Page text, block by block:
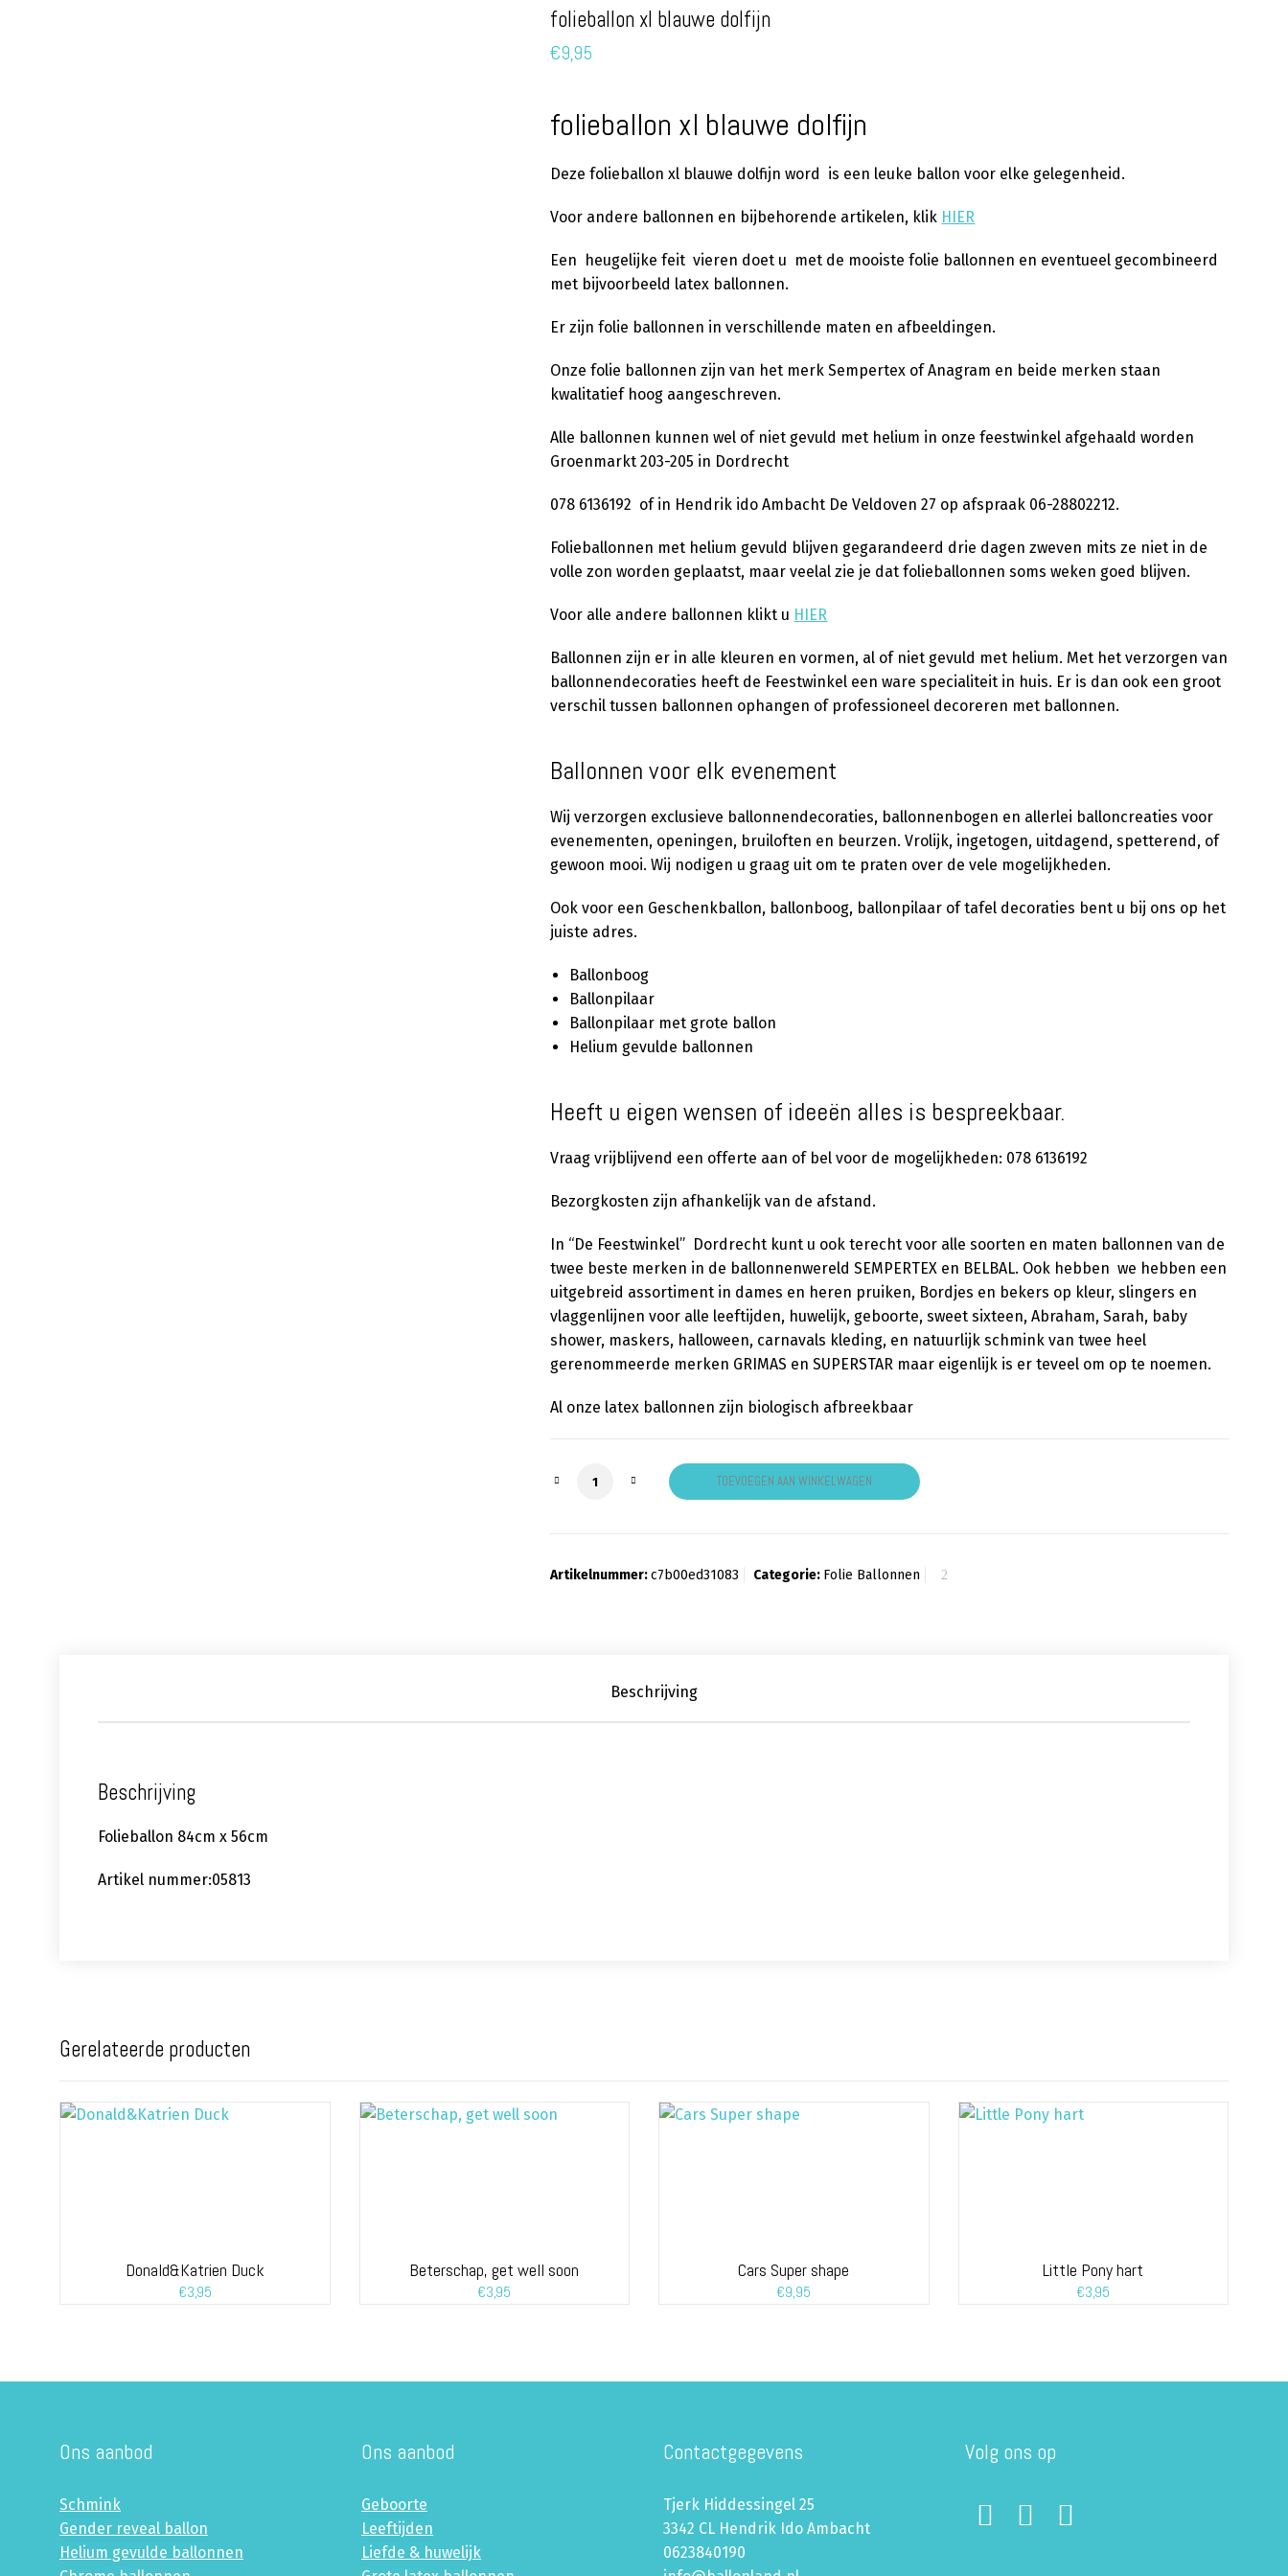
folieballon xl blauwe dolfijn
€9,95
folieballon xl blauwe dolfijn
Deze folieballon xl blauwe dolfijn word is een leuke ballon voor elke gelegenheid.
Voor andere ballonnen en bijbehorende artikelen, klik HIER
Een heugelijke feit vieren doet u met de mooiste folie ballonnen en eventueel gecombineerd
met bijvoorbeeld latex ballonnen.
Er zijn folie ballonnen in verschillende maten en afbeeldingen.
Onze folie ballonnen zijn van het merk Sempertex of Anagram en beide merken staan
kwalitatief hoog aangeschreven.
Alle ballonnen kunnen wel of niet gevuld met helium in onze feestwinkel afgehaald worden
Groenmarkt 203-205 in Dordrecht
078 6136192 of in Hendrik ido Ambacht De Veldoven 27 op afspraak 06-28802212.
Folieballonnen met helium gevuld blijven gegarandeerd drie dagen zweven mits ze niet in de
volle zon worden geplaatst, maar veelal zie je dat folieballonnen soms weken goed blijven.
Voor alle andere ballonnen klikt u HIER
Ballonnen zijn er in alle kleuren en vormen, al of niet gevuld met helium. Met het verzorgen van
ballonnendecoraties heeft de Feestwinkel een ware specialiteit in huis. Er is dan ook een groot
verschil tussen ballonnen ophangen of professioneel decoreren met ballonnen.
Ballonnen voor elk evenement
Wij verzorgen exclusieve ballonnendecoraties, ballonnenbogen en allerlei balloncreaties voor
evenementen, openingen, bruiloften en beurzen. Vrolijk, ingetogen, uitdagend, spetterend, of
gewoon mooi. Wij nodigen u graag uit om te praten over de vele mogelijkheden.
Ook voor een Geschenkballon, ballonboog, ballonpilaar of tafel decoraties bent u bij ons op het
juiste adres.
Ballonboog
Ballonpilaar
Ballonpilaar met grote ballon
Helium gevulde ballonnen
Heeft u eigen wensen of ideeën alles is bespreekbaar.
Vraag vrijblijvend een offerte aan of bel voor de mogelijkheden: 078 6136192
Bezorgkosten zijn afhankelijk van de afstand.
In “De Feestwinkel” Dordrecht kunt u ook terecht voor alle soorten en maten ballonnen van de
twee beste merken in de ballonnenwereld SEMPERTEX en BELBAL. Ook hebben we hebben een
uitgebreid assortiment in dames en heren pruiken, Bordjes en bekers op kleur, slingers en
vlaggenlijnen voor alle leeftijden, huwelijk, geboorte, sweet sixteen, Abraham, Sarah, baby
shower, maskers, halloween, carnavals kleding, en natuurlijk schmink van twee heel
gerenommeerde merken GRIMAS en SUPERSTAR maar eigenlijk is er teveel om op te noemen.
Al onze latex ballonnen zijn biologisch afbreekbaar
folieballon xl blauwe dolfijn aantal
TOEVOEGEN AAN WINKELWAGEN
Artikelnummer:c7b00ed31083 Categorie: Folie Ballonnen
Beschrijving
Beschrijving
Folieballon 84cm x 56cm
Artikel nummer:05813
Gerelateerde producten
Donald&Katrien Duck
€3,95
Beterschap, get well soon
€3,95
Cars Super shape
€9,95
Little Pony hart
€3,95
Ons aanbod
Schmink
Gender reveal ballon
Helium gevulde ballonnen
Ons aanbod
Geboorte
Leeftijden
Liefde & huwelijk
Contactgegevens
Tjerk Hiddessingel 25
3342 CL Hendrik Ido Ambacht
0623840190
Volg ons op